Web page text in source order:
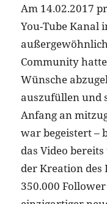
Am 14.02.2017
You-Tube Kanal
Community
Wünsche
auszufüllen und
Anfang an
war begeistert –
das Video
der Kreation des
350.000